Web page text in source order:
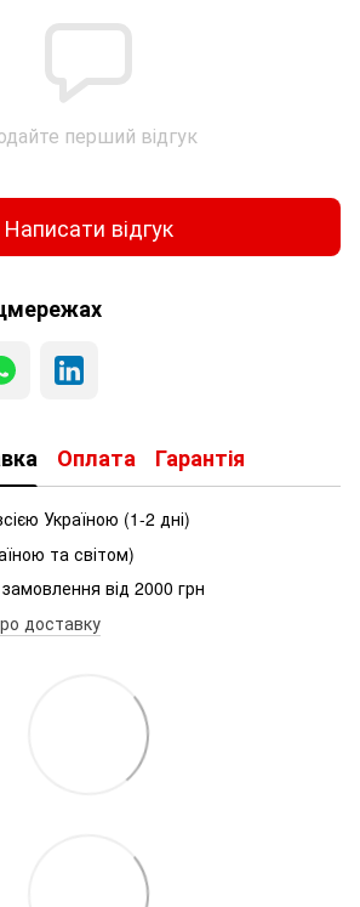
перший відгук
Написати відгук
Оплата Гарантія
Україною (1-2 дні)
та світом)
від 2000 грн
доставку